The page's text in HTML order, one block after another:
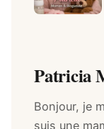
Patricia
Bonjour, je
suis une